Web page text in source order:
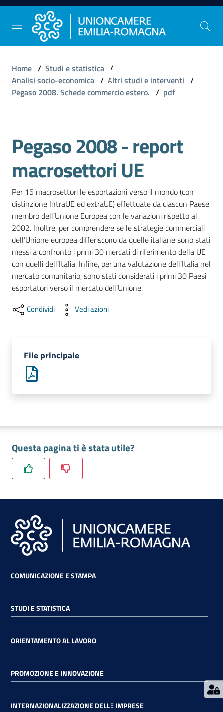
Vai al contenuto
Vai alla navigazione
Vai al footer
Comunicazione
e
Studi
e
Statistica
Orientamento
al
lavoro
Promozione
e
Innovazione
Imprese
Chi
RSS
Seguici
su
Home / Studi e statistica /
Analisi socio-economica / Altri studi e interventi /
Pegaso 2008. Schede commercio estero. / pdf
Pegaso 2008 - report
macrosettori UE
Per 15 macrosettori le esportazioni verso il mondo (con
distinzione IntraUE ed extraUE) effettuate da ciascun Paese
membro dell’Unione Europea con le variazioni rispetto al
2002. Inoltre, per comprendere se le strategie commerciali
dell’Unione europea differiscono da quelle italiane sono stati
messi a confronto i primi 30 mercati di riferimento della UE
con quelli dell’Italia. Infine, per una valutazione dell’Italia nel
mercato comunitario, sono stati considerati i primi 30 Paesi
esportatori verso il mercato dell’Unione.
Condividi Vedi azioni
File principale
Questa pagina ti è stata utile?
COMUNICAZIONE E STAMPA
STUDI E STATISTICA
ORIENTAMENTO AL LAVORO
PROMOZIONE E INNOVAZIONE
INTERNAZIONALIZZAZIONE DELLE IMPRESE